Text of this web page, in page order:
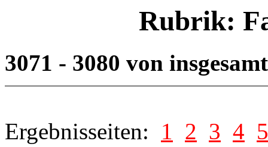
Rubrik:
3071 - 3080 von
Ergebnisseiten: 1 2 3 4 5